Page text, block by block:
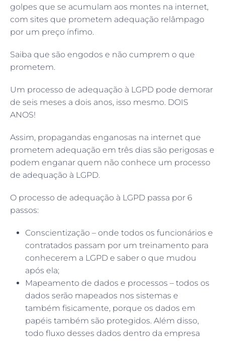
golpes que se acumulam aos montes na internet,
com sites que prometem adequação relâmpago
por um preço ínfimo.
Saiba que são engodos e não cumprem o que
prometem.
Um processo de adequação à LGPD pode demorar
de seis meses a dois anos, isso mesmo. DOIS
ANOS!
Assim, propagandas enganosas na internet que
prometem adequação em três dias são perigosas e
podem enganar quem não conhece um processo
de adequação à LGPD.
O processo de adequação à LGPD passa por 6
passos:
Conscientização – onde todos os funcionários e
contratados passam por um treinamento para
conhecerem a LGPD e saber o que mudou
após ela;
Mapeamento de dados e processos – todos os
dados serão mapeados nos sistemas e
também fisicamente, porque os dados em
papéis também são protegidos. Além disso,
todo fluxo desses dados dentro da empresa